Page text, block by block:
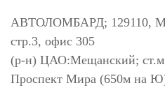
АВТОЛОМБАРД; 129110,
стр.3, офис 305
(р-н) ЦАО:Мещанский;
Проспект Мира (650м на